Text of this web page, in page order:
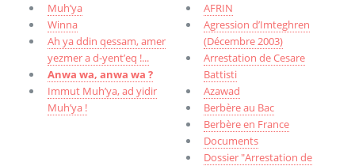
Muh’ya
Winna
Ah ya ddin qessam, amer
yezmer a d-yent’eq !...
Anwa wa, anwa wa ?
Immut Muh’ya, ad yidir
Muh’ya !
AFRIN
Agression d’Imteghren
(Décembre 2003)
Arrestation de Cesare
Battisti
Azawad
Berbère au Bac
Berbère en France
Documents
Dossier "Arrestation de